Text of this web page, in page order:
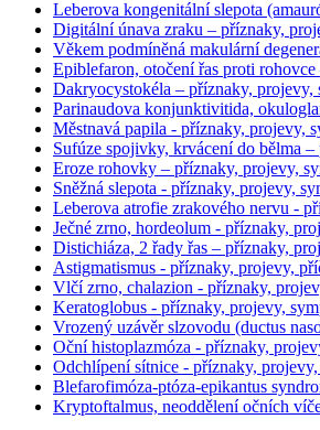
Leberova kongenitální slepota
Digitální únava zraku – příznaky,
Věkem podmíněná makulární
Epiblefaron, otočení řas proti
Dakryocystokéla – příznaky, projevy,
Parinaudova konjunktivitida,
Městnavá papila - příznaky, projevy,
Sufúze spojivky, krvácení do bělma
Eroze rohovky – příznaky, projevy,
Sněžná slepota - příznaky, projevy,
Leberova atrofie zrakového nervu -
Ječné zrno, hordeolum - příznaky,
Distichiáza, 2 řady řas – příznaky,
Astigmatismus - příznaky, projevy,
Vlčí zrno, chalazion - příznaky,
Keratoglobus - příznaky, projevy,
Vrozený uzávěr slzovodu (ductus
Oční histoplazmóza - příznaky,
Odchlípení sítnice - příznaky,
Blefarofimóza-ptóza-epikantus
Kryptoftalmus, neoddělení očních